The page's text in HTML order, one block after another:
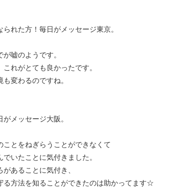
れた方！毎日がメッセージ東京。
嘘のようです。
れがとても良かったです。
変わるのですね。
メッセージ大阪。
とをねぎらうことができなくて
いたことに気付きました。
あることに気付き、
る方法を知ることができたのは助かってます☆